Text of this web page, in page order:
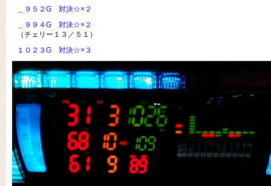
＿９５２G 対決☆×２
＿９９４G 対決☆×２
（チェリー１３／５１）
１０２３G 対決☆×３